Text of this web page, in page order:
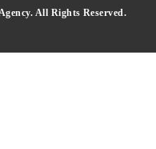
All Rights Reserved.